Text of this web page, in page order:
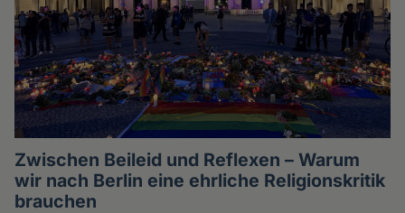
Zwischen Beileid und Reflexen – Warum
wir nach Berlin eine ehrliche Religionskritik
brauchen